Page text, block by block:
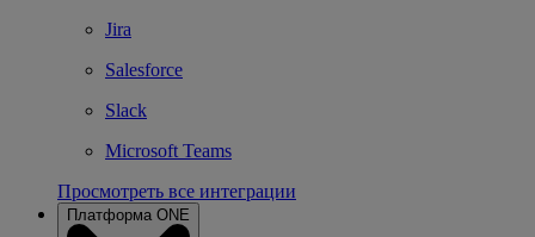
Jira
Salesforce
Slack
Microsoft Teams
Просмотреть все интеграции
Платформа ONE